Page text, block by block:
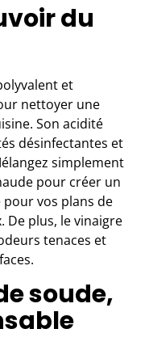
du
et
nettoyer une
Son acidité
désinfectantes et
simplement
pour créer un
vos plans de
De plus, le vinaigre
tenaces et
soude,